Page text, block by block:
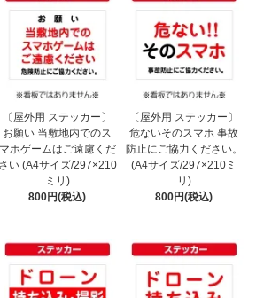
〔屋外用 ステッカー〕
お願い 当敷地内でのス
マホゲームはご遠慮くだ
さい (A4サイズ/297×210
ミリ)
800円(税込)
〔屋外用 ステッカー〕
危ないそのスマホ 事故
防止にご協力ください。
(A4サイズ/297×210ミ
リ)
800円(税込)